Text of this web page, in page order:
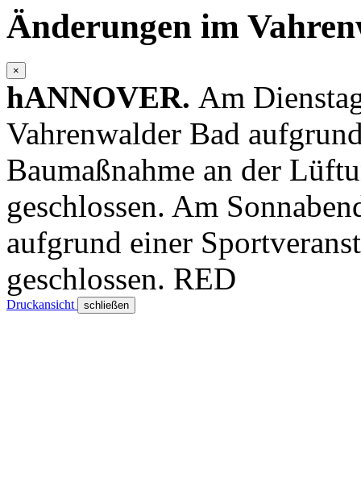
Änderungen im
×
hANNOVER. Am
Vahrenwalder Bad
Baumaßnahme an der
geschlossen. Am
aufgrund einer
geschlossen. RED
Druckansicht schließen